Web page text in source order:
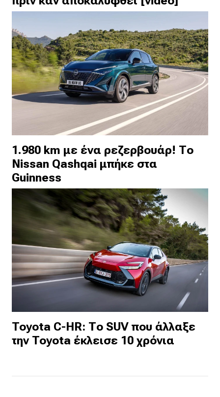
1.980 km με ένα ρεζερβουάρ! Το
Nissan Qashqai μπήκε στα
Guinness
Toyota C-HR: Το SUV που άλλαξε
την Toyota έκλεισε 10 χρόνια